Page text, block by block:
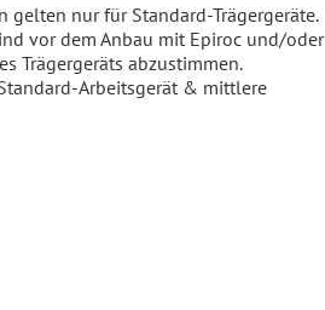
gelten nur für Standard-Trägergeräte.
vor dem Anbau mit Epiroc und/oder
Trägergeräts abzustimmen.
Arbeitsgerät & mittlere